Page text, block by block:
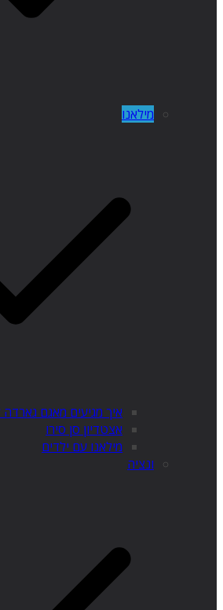
מילאנו
איך מגיעים מאגם גארדה
אצטדיון סן סירו
מילאנו עם ילדים
ונציה